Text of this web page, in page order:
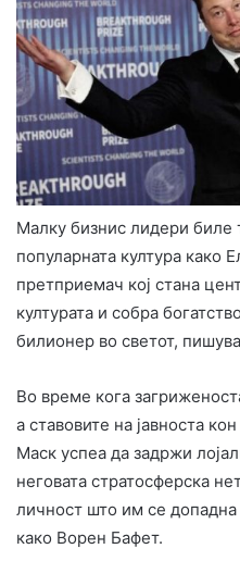
Малку бизнис лидери биле
популарната култура како
претприемач кој стана
културата и собра
билионер во светот,
Во време кога
а ставовите на јавноста
Маск успеа да задржи
неговата стратосферска
личност што им се допадна
како Ворен Бафет.